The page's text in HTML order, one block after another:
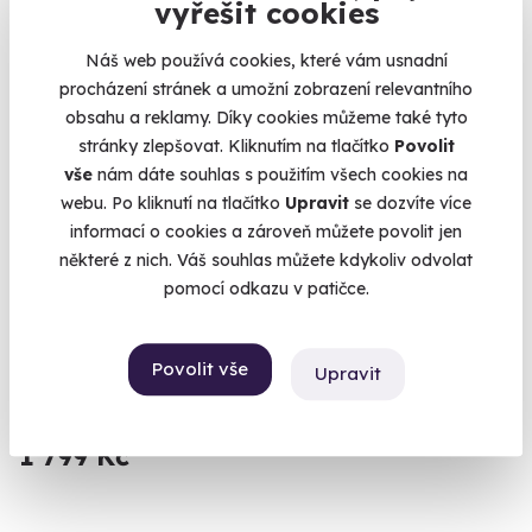
vyřešit cookies
Náš web používá cookies, které vám usnadní
procházení stránek a umožní zobrazení relevantního
obsahu a reklamy. Díky cookies můžeme také tyto
stránky zlepšovat. Kliknutím na tlačítko Povolit
vše nám dáte souhlas s použitím všech cookies na
webu. Po kliknutí na tlačítko Upravit se dozvíte více
informací o cookies a zároveň můžete povolit jen
některé z nich. Váš souhlas můžete kdykoliv odvolat
pomocí odkazu v patičce.
Povolit vše Upravit
8.6
Zážitek na doma
Domácí degustace čokolády s
čokoládovnou Janek + krabice osmi čokolád
Užijte si týden plný čokolády.
U vás doma
1 799 Kč